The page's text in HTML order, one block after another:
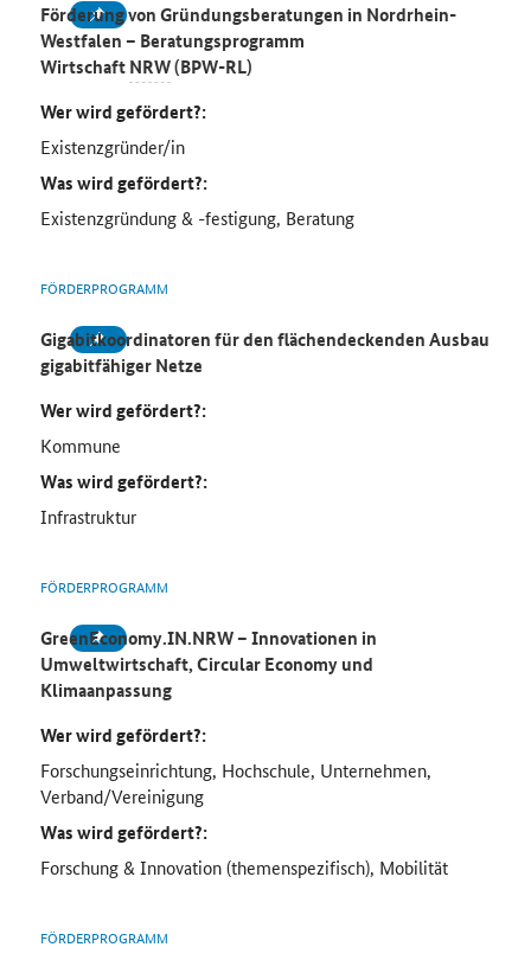
Förderung von Gründungsberatungen in Nordrhein-
Westfalen – Beratungsprogramm
Wirtschaft NRW(BPW-RL)
Wer wird gefördert?:
Existenzgründer/in
Was wird gefördert?:
Existenzgründung & -festigung, Beratung
FÖRDERPROGRAMM
Gigabitkoordinatoren für den flächendeckenden Ausbau
gigabitfähiger Netze
Wer wird gefördert?:
Kommune
Was wird gefördert?:
Infrastruktur
FÖRDERPROGRAMM
GreenEconomy.IN.NRW – Innovationen in
Umweltwirtschaft, Circular Economy und
Klimaanpassung
Wer wird gefördert?:
Forschungseinrichtung, Hochschule, Unternehmen,
Verband/Vereinigung
Was wird gefördert?:
Forschung & Innovation (themenspezifisch), Mobilität
FÖRDERPROGRAMM